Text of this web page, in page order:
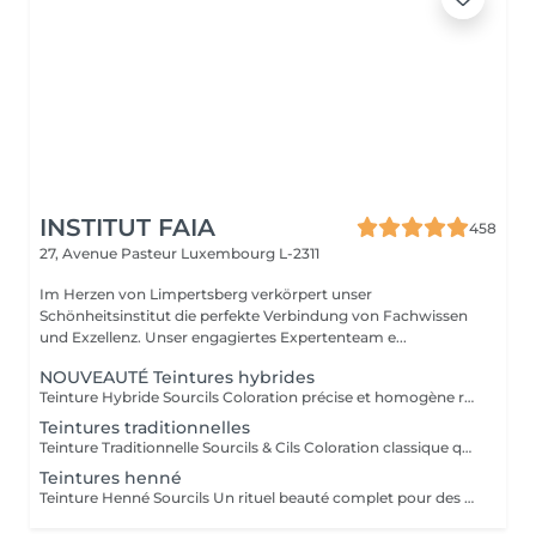
INSTITUT FAIA
458
27, Avenue Pasteur Luxembourg L-2311
Im Herzen von Limpertsberg verkörpert unser
Schönheitsinstitut die perfekte Verbindung von Fachwissen
und Exzellenz. Unser engagiertes Expertenteam e...
NOUVEAUTÉ Teintures hybrides
Teinture Hybride Sourcils Coloration précise et homogène réalisée à l'airbrush qui colore à la fois la peau et le poil pour un effet maquillé longue durée. Avant la pose une restructuration complète est effectuée avec épilation au fil ou à la cire selon l'envie et le besoin de la cliente afin d'obtenir une ligne parfaitement dessinée. Tenue sur la peau jusqu'à 10 jours Tenue sur le poil jusqu'à 6 à 7 semaines Disponible en plusieurs teintes pour s'adapter à chaque carnation. Compatible avec le Browlift pour des sourcils plus denses, structurés et naturellement sublimés.
Teintures traditionnelles
Teinture Traditionnelle Sourcils & Cils Coloration classique qui intensifie la couleur naturelle des poils pour un regard plus profond et structuré. Tenue sur la peau 1 à 2 jours Tenue sur le poil jusqu'à 4 semaines Disponible en plusieurs teintes pour s'adapter à chaque carnation et couleur de poils. Compatible avec le Brow Lift et le Rehaussement de Cils pour un résultat harmonieux et durable. Il est également possible d'ajouter un soin à la kératine qui nourrit et hydrate en profondeur le poil du sourcil et du cil pour un fini plus doux, brillant et renforcé.
Teintures henné
Teinture Henné Sourcils Un rituel beauté complet pour des sourcils parfaitement dessinés et naturellement sublimés. La teinture au henné colore à la fois la peau et le poil offrant un effet maquillé et structuré sans maquillage. Avant la pose une restructuration sur mesure est réalisée, prise précise des points de mesure puis épilation au fil ou à la cire pour redéfinir harmonieusement la ligne du sourcil. Tenue sur la peau jusqu'à 10 jours Tenue sur le poil jusqu'à 5 semaines Disponible en plusieurs teintes adaptées à chaque carnation. Le résultat, des sourcils nets, équilibrés et intensément mis en valeur avec un rendu naturel et soigné.